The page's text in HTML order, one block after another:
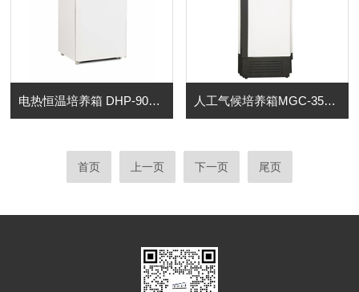
电热恒温培养箱 DHP-9052(50L) 人工气候培养箱MGC-350HP(350L)
首页 上一页 下一页 尾页